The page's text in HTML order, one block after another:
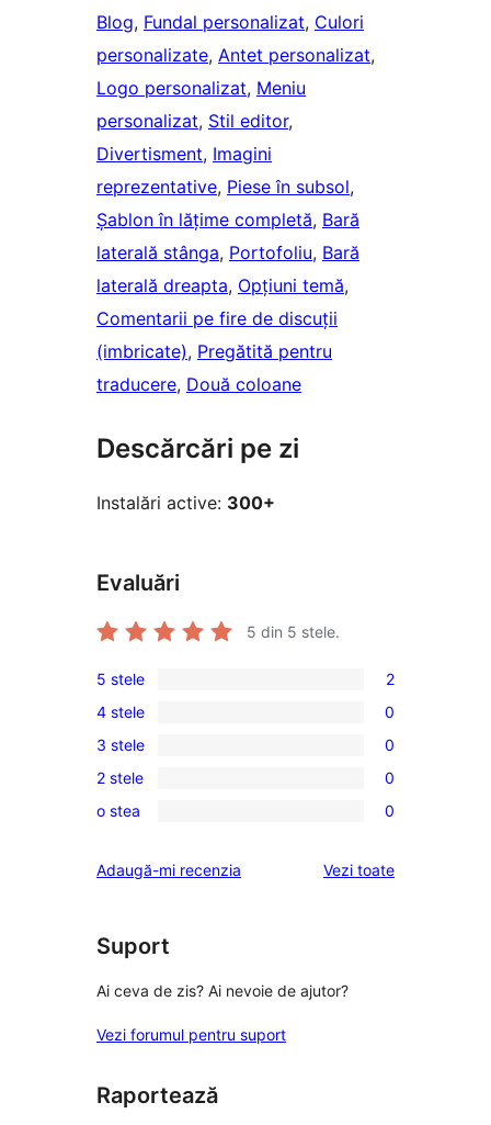
Blog, Fundal personalizat, Culori
personalizate, Antet personalizat
Logo personalizat, Meniu
personalizat, Stil editor
Divertisment, Imagini
reprezentative, Piese în subsol
Șablon în lățime completă, Bară
laterală stânga, Portofoliu, Bară
laterală dreapta, Opțiuni temă
Comentarii pe fire de discuții
(imbricate), Pregătită pentru
traducere, Două coloane
Descărcări pe zi
Instalări active: 300+
Evaluări
5 din 5 stele.
2
5
–
recenzii
(stele)
5 stele 2
0
4
–
recenzii
4 stele 0
0
3
–
(stele)
3 stele 0
0
2
recenzii
2 stele 0
0
–
(stele)
o stea 0
Adaugă-mi recenzia Vezi toaterecenziile
Suport
Ai ceva de zis? Ai nevoie de ajutor?
Vezi forumul pentru suport
Raportează